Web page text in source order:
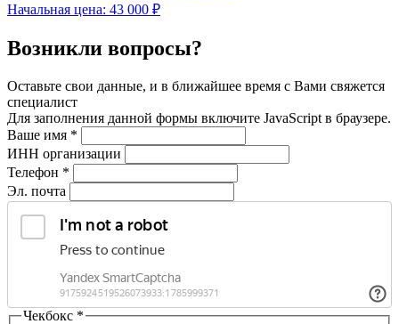
Начальная цена: 43 000 ₽
Возникли вопросы?
Оставьте свои данные, и в ближайшее время с Вами свяжется
специалист
Для заполнения данной формы включите JavaScript в браузере.
Ваше имя *
ИНН организации
Телефон *
Эл. почта
Чекбокс *